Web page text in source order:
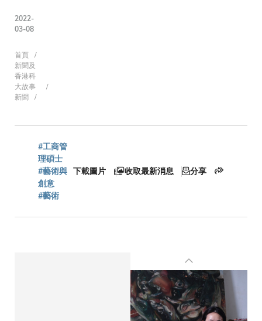
2022-
03-08
導
航
連
結
首頁
新聞及
香港科
大故事
新聞
#工商管
理碩士
#藝術與
創意
#藝術
下載圖片 收取最新消息 分享